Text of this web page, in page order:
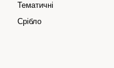
Тематичні
Срібло